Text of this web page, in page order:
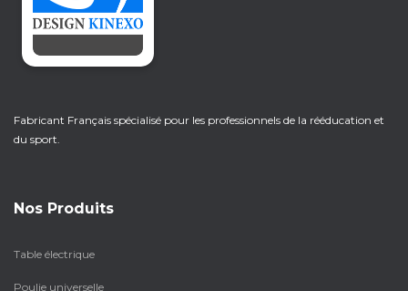
Fabricant Français spécialisé pour les professionnels de la rééducation et
du sport.
Nos Produits
Table électrique
Poulie universelle